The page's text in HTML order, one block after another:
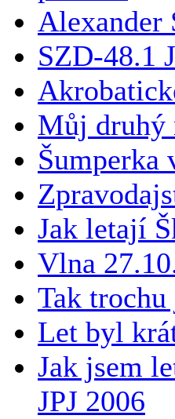
Alexander
SZD-48.1
Můj druhý
Šumperka
Jak letají
Vlna
Tak
Let byl
Jak jsem
JPJ 2006